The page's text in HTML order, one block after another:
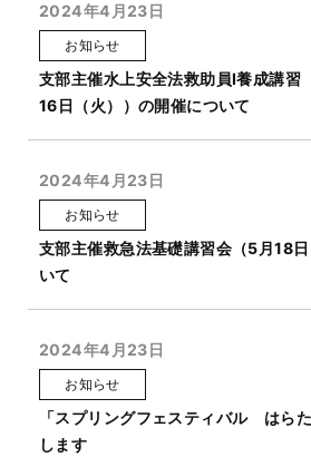
2024年4月23日
お知らせ
支部主催水上安全法救助員Ⅰ養成講習
16日（火））の開催について
2024年4月23日
お知らせ
支部主催救急法基礎講習会（5月18
いて
2024年4月23日
お知らせ
「スプリングフェスティバル はら
します